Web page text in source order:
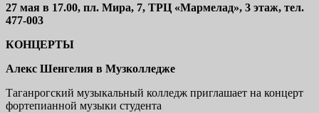
27 мая в 17.00, пл. Мира, 7, ТРЦ «Мармелад», 3 этаж, тел.
477-003
КОНЦЕРТЫ
Алекс Шенгелия в Музколледже
Таганрогский музыкальный колледж приглашает на концерт
фортепианной музыки студента